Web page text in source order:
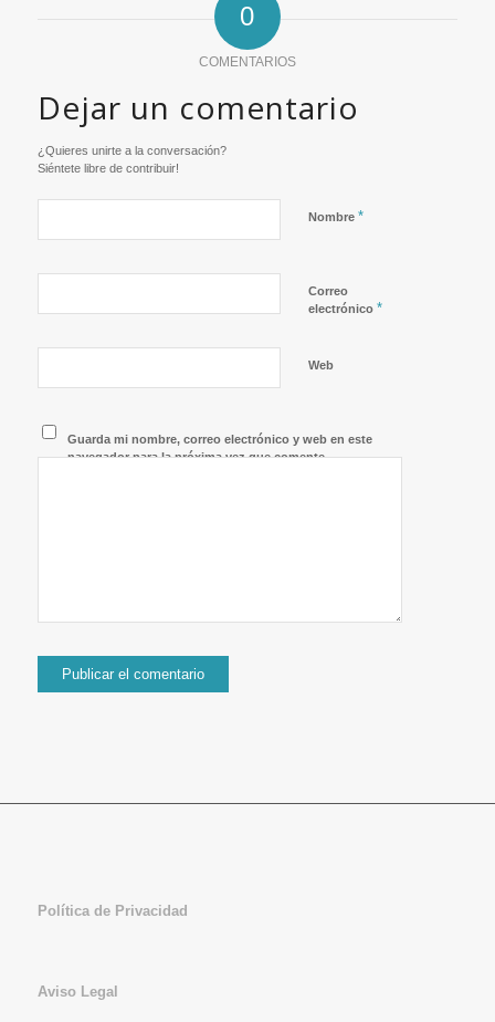
0
COMENTARIOS
Dejar un comentario
¿Quieres unirte a la conversación?
Siéntete libre de contribuir!
Nombre *
Correo
electrónico *
Web
Guarda mi nombre, correo electrónico y web en este
navegador para la próxima vez que comente.
Política de Privacidad
Aviso Legal